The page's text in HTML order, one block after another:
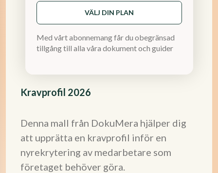
Kravprofil 2026
Denna mall från DokuMera hjälper dig
att upprätta en kravprofil inför en
nyrekrytering av medarbetare som
företaget behöver göra.
VÄLJ DIN PLAN
Med vårt abonnemang får du obegränsad
tillgång till alla våra dokument och guider